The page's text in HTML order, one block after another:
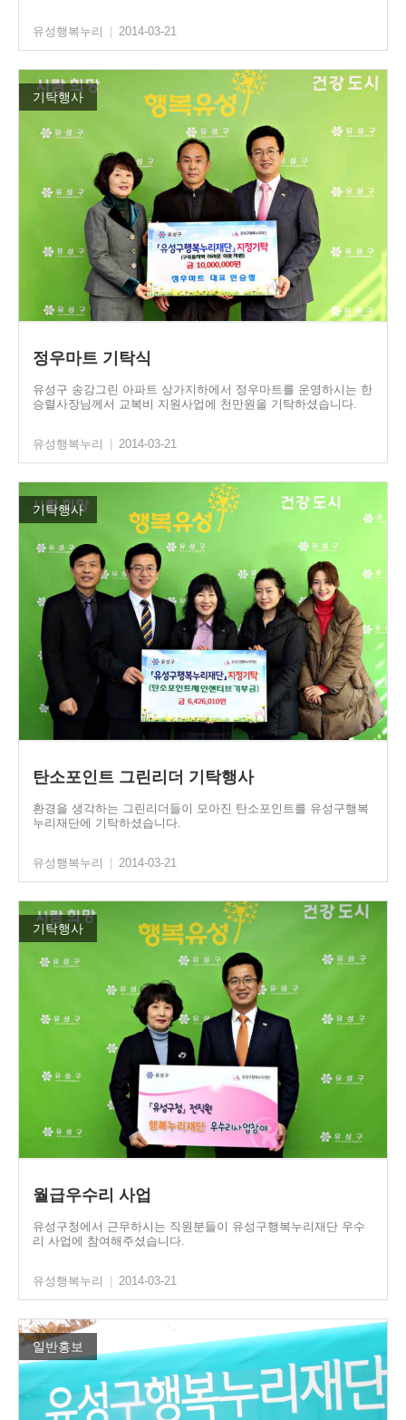
유성행복누리 2014-03-21
기탁행사
정우마트 기탁식
유성구 송강그린 아파트 상가지하에서 정우마트를 운영하시는 한
승렬사장님께서 교복비 지원사업에 천만원을 기탁하셨습니다.
유성행복누리 2014-03-21
기탁행사
탄소포인트 그린리더 기탁행사
환경을 생각하는 그린리더들이 모아진 탄소포인트를 유성구행복
누리재단에 기탁하셨습니다.
유성행복누리 2014-03-21
기탁행사
월급우수리 사업
유성구청에서 근무하시는 직원분들이 유성구행복누리재단 우수
리 사업에 참여해주셨습니다.
유성행복누리 2014-03-21
일반홍보